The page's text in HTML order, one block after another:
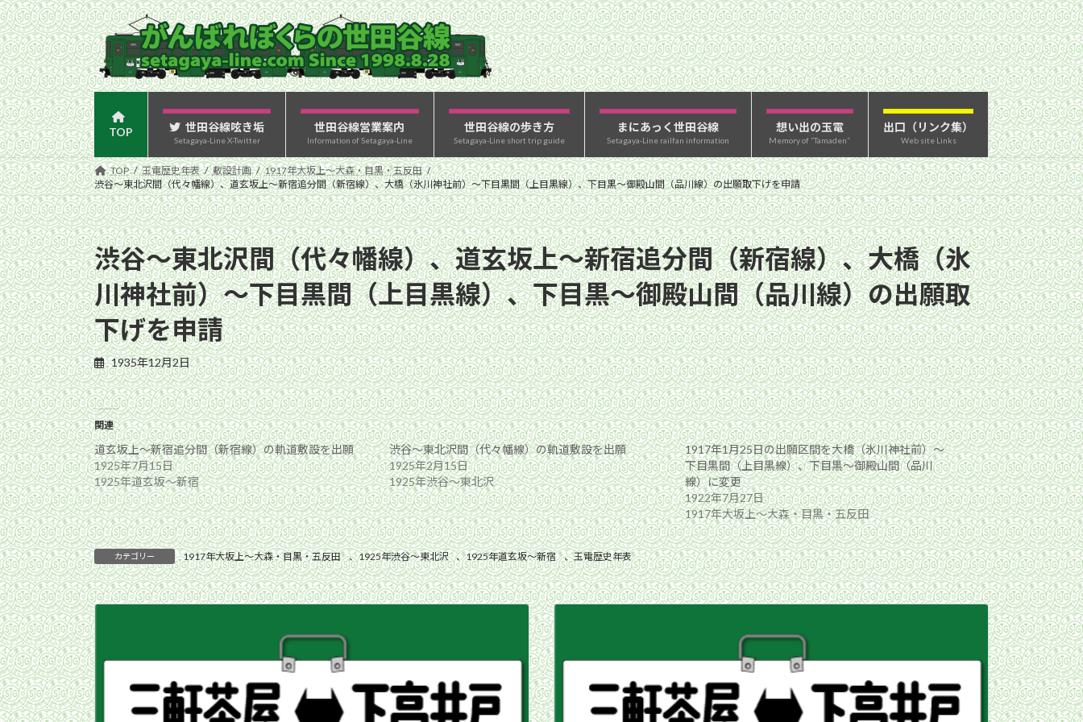
コ
ン
テ
ン
ツ
へ
ス
キ
ッ
プ
ナ
ビ
ゲ
ー
シ
ョ
ン
に
移
動
TOP 世田谷線呟き垢
Setagaya-Line X-Twitter
世田谷線営業案内
Information of Setagaya-Line
世田谷線の歩き方
Setagaya-Line short trip guide
まにあっく世田谷線
Setagaya-Line railfan information
想い出の玉電
Memory of “Tamaden”
出口（リンク集）
Web site Links
TOP 玉電歴史年表 敷設計画
1917年大坂上〜大森・目黒・五反田
渋谷〜東北沢間（代々幡線）、道玄坂上〜新宿追分間（新宿線）、大橋（氷川神社前）〜下目黒間（上目黒線）、下目黒〜御殿山間（品川線）の出願取下げを申請
渋谷〜東北沢間（代々幡線）、道玄坂上〜新宿追分間（新宿線）、大橋（氷
川神社前）〜下目黒間（上目黒線）、下目黒〜御殿山間（品川線）の出願取
下げを申請
1935年12月2日
関連
道玄坂上〜新宿追分間（新宿線）の軌道敷設を出願
1925年7月15日
1925年道玄坂〜新宿
渋谷〜東北沢間（代々幡線）の軌道敷設を出願
1925年2月15日
1925年渋谷〜東北沢
1917年1月25日の出願区間を大橋（氷川神社前）〜
下目黒間（上目黒線）、下目黒〜御殿山間（品川
線）に変更
1922年7月27日
1917年大坂上〜大森・目黒・五反田
カテゴリー 1917年大坂上〜大森・目黒・五反田 、1925年渋谷〜東北沢 、1925年道玄坂〜新宿 、玉電歴史年表